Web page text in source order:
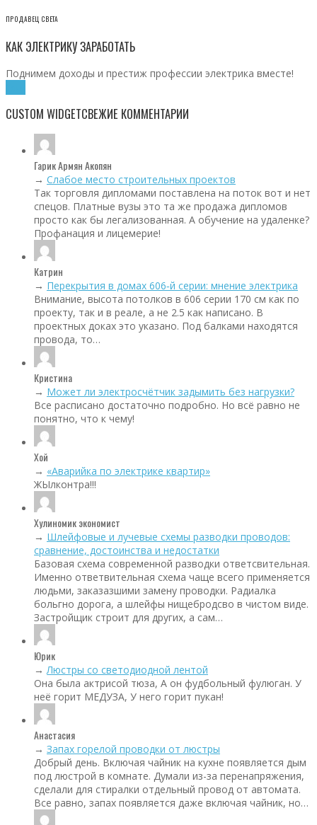
ПРОДАВЕЦ СВЕТА
КАК ЭЛЕКТРИКУ ЗАРАБОТАТЬ
Поднимем доходы и престиж профессии электрика вместе!
CUSTOM WIDGETСВЕЖИЕ КОММЕНТАРИИ
Гарик Армян Акопян
→ Слабое место строительных проектов
Так торговля дипломами поставлена на поток вот и нет
спецов. Платные вузы это та же продажа дипломов
просто как бы легализованная. А обучение на удаленке?
Профанация и лицемерие!
Катрин
→ Перекрытия в домах 606‑й серии: мнение электрика
Внимание, высота потолков в 606 серии 170 см как по
проекту, так и в реале, а не 2.5 как написано. В
проектных доках это указано. Под балками находятся
провода, то…
Кристина
→ Может ли электросчётчик задымить без нагрузки?
Все расписано достаточно подробно. Но всё равно не
понятно, что к чему!
Хой
→ «Аварийка по электрике квартир»
ЖЫлконтра!!!
Хулиномик экономист
→ Шлейфовые и лучевые схемы разводки проводов:
сравнение, достоинства и недостатки
Базовая схема современной разводки ответсвительная.
Именно ответвительная схема чаще всего применяется
людьми, заказазшими замену проводки. Радиалка
больгно дорога, а шлейфы нищебродсво в чистом виде.
Застройщик строит для других, а сам…
Юрик
→ Люстры со светодиодной лентой
Она была актрисой тюза, А он фудбольный фулюган. У
неё горит МЕДУЗА, У него горит пукан!
Анастасия
→ Запах горелой проводки от люстры
Добрый день. Включая чайник на кухне появляется дым
под люстрой в комнате. Думали из-за перенапряжения,
сделали для стиралки отдельный провод от автомата.
Все равно, запах появляется даже включая чайник, но…